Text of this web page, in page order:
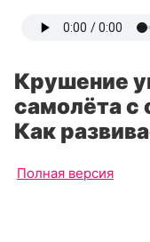
Крушение
самолёта с
Как
Полная версия